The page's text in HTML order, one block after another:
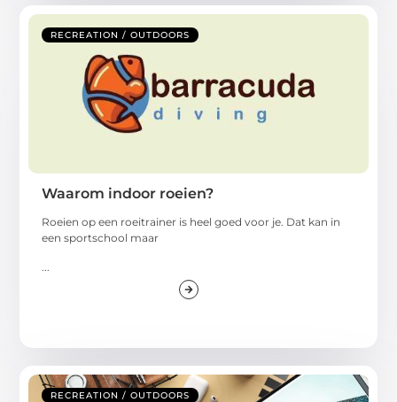
RECREATION / OUTDOORS
Waarom indoor roeien?
Roeien op een roeitrainer is heel goed voor je. Dat kan in
een sportschool maar
RECREATION / OUTDOORS